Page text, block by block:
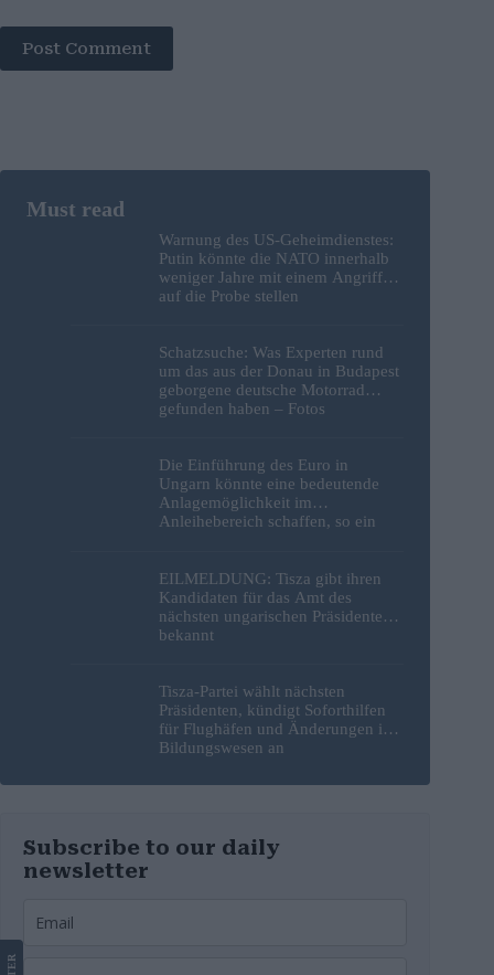
Post Comment
Warnung des US-Geheimdienstes:
Putin könnte die NATO innerhalb
weniger Jahre mit einem Angriff
auf die Probe stellen
Schatzsuche: Was Experten rund
um das aus der Donau in Budapest
geborgene deutsche Motorrad
gefunden haben – Fotos
Die Einführung des Euro in
Ungarn könnte eine bedeutende
Anlagemöglichkeit im
Anleihebereich schaffen, so ein
EILMELDUNG: Tisza gibt ihren
Kandidaten für das Amt des
nächsten ungarischen Präsidenten
bekannt
Tisza-Partei wählt nächsten
Präsidenten, kündigt Soforthilfen
für Flughäfen und Änderungen im
Bildungswesen an
Subscribe to our daily
newsletter